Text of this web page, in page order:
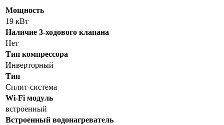
Мощность
19 кВт
Наличие 3-ходового клапана
Нет
Тип компрессора
Инверторный
Тип
Сплит-система
Wi-Fi модуль
встроенный
Встроенный водонагреватель